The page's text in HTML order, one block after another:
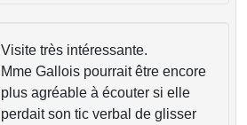
Visite très intéressante.
Mme Gallois pourrait être encore
plus agréable à écouter si elle
perdait son tic verbal de glisser